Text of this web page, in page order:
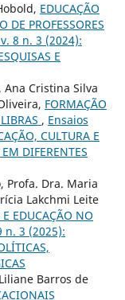
EDUCAÇÃO
DE PROFESSORES
8 n. 3 (2024):
E
Cristina Silva
FORMAÇÃO
, Ensaios
CULTURA E
DIFERENTES
Profa. Dra. Maria
Lakchmi Leite
EDUCAÇÃO NO
n. 3 (2025):
Barros de